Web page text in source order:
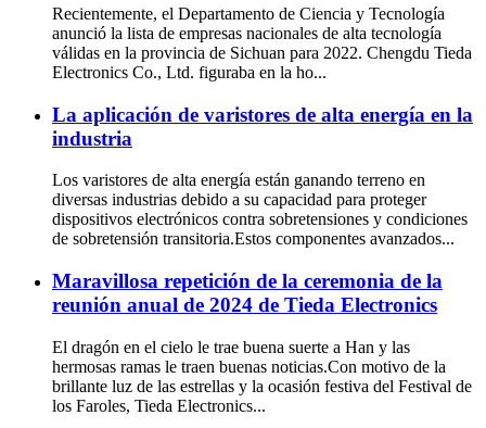
Recientemente, el Departamento de Ciencia y Tecnología
anunció la lista de empresas nacionales de alta tecnología
válidas en la provincia de Sichuan para 2022. Chengdu Tieda
Electronics Co., Ltd. figuraba en la ho...
La aplicación de varistores de alta energía en la
industria
Los varistores de alta energía están ganando terreno en
diversas industrias debido a su capacidad para proteger
dispositivos electrónicos contra sobretensiones y condiciones
de sobretensión transitoria.Estos componentes avanzados...
Maravillosa repetición de la ceremonia de la
reunión anual de 2024 de Tieda Electronics
El dragón en el cielo le trae buena suerte a Han y las
hermosas ramas le traen buenas noticias.Con motivo de la
brillante luz de las estrellas y la ocasión festiva del Festival de
los Faroles, Tieda Electronics...